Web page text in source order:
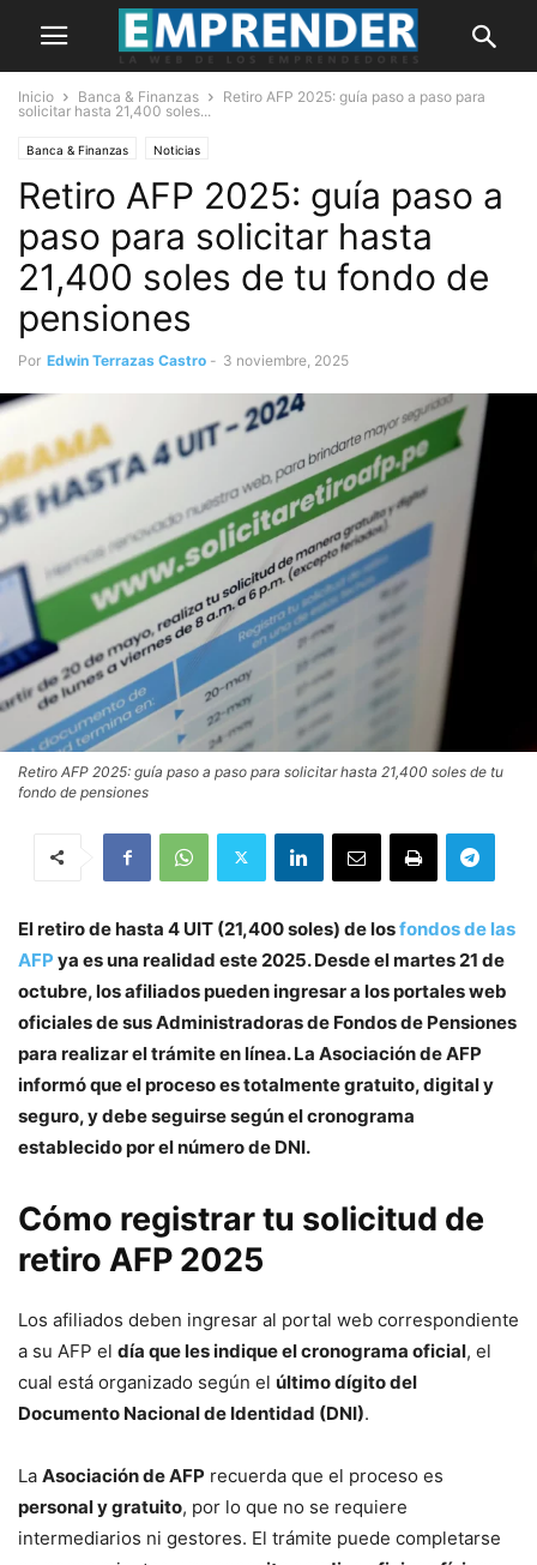
Inicio Banca & Finanzas
Retiro AFP 2025: guía paso a paso para
solicitar hasta 21,400 soles...
Banca & Finanzas Noticias
Retiro AFP 2025: guía paso a
paso para solicitar hasta
21,400 soles de tu fondo de
pensiones
Por Edwin Terrazas Castro - 3 noviembre, 2025
Retiro AFP 2025: guía paso a paso para solicitar hasta 21,400 soles de tu
fondo de pensiones
El retiro de hasta 4 UIT (21,400 soles) de losfondos de las
AFP ya es una realidad este 2025. Desde el martes 21 de
octubre, los afiliados pueden ingresar a los portales web
oficiales de sus Administradoras de Fondos de Pensiones
para realizar el trámite en línea. La Asociación de AFP
informó que el proceso es totalmente gratuito, digital y
seguro, y debe seguirse según el cronograma
establecido por el número de DNI.
Cómo registrar tu solicitud de
retiro AFP 2025
Los afiliados deben ingresar al portal web correspondiente
a su AFP el día que les indique el cronograma oficial, el
cual está organizado según el último dígito del
Documento Nacional de Identidad (DNI).
La Asociación de AFP recuerda que el proceso es
personal y gratuito, por lo que no se requiere
intermediarios ni gestores. El trámite puede completarse